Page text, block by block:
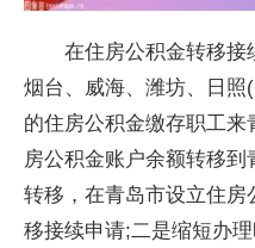
在住房公积金转移接
烟台、威海、潍坊、日照
的住房公积金缴存职工
房公积金账户余额转移
转移，在青岛市设立住
移接续申请;二是缩短办